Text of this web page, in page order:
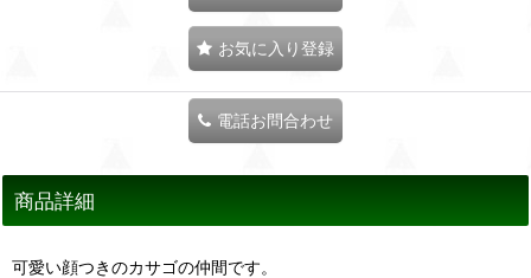
お気に入り登録
電話お問合わせ
商品詳細
可愛い顔つきのカサゴの仲間です。